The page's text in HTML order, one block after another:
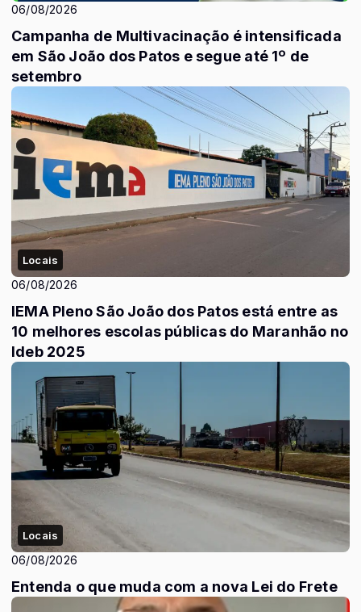
06/08/2026
Campanha de Multivacinação é intensificada
em São João dos Patos e segue até 1º de
setembro
Locais
06/08/2026
IEMA Pleno São João dos Patos está entre as
10 melhores escolas públicas do Maranhão no
Ideb 2025
Locais
06/08/2026
Entenda o que muda com a nova Lei do Frete